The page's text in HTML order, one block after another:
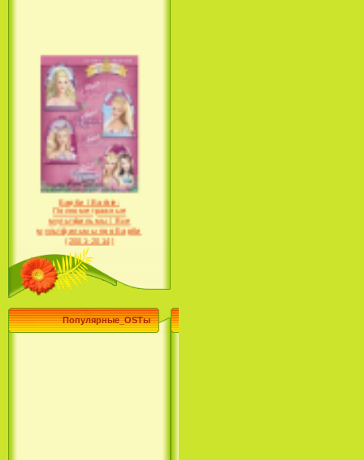
Барби / Barbie:
Полнометражные
мультфильмы / Все
мультфильмы про Барби
(2001-2014)
Популярные_OSTы